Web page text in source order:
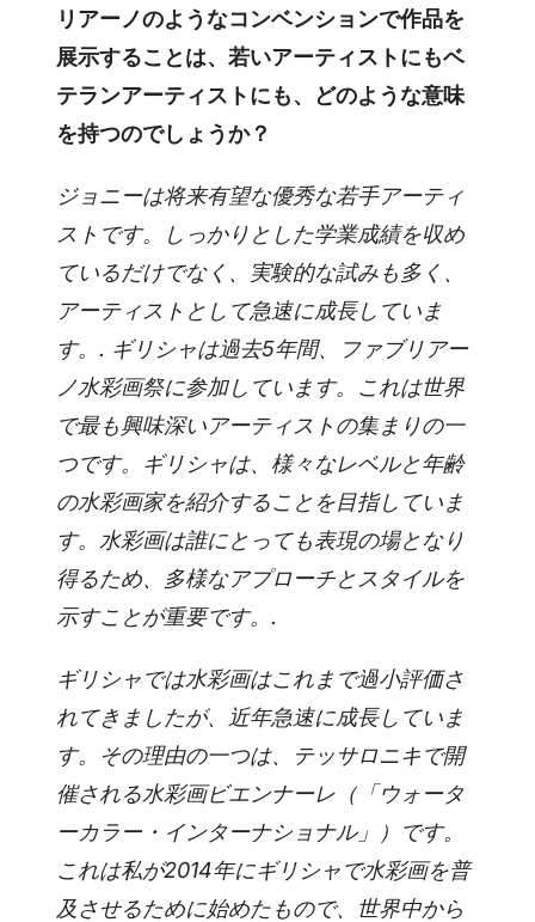
リアーノのようなコンベンションで作品を
展示することは、若いアーティストにもベ
テランアーティストにも、どのような意味
を持つのでしょうか？
ジョニーは将来有望な優秀な若手アーティ
ストです。しっかりとした学業成績を収め
ているだけでなく、実験的な試みも多く、
アーティストとして急速に成長していま
す。. ギリシャは過去5年間、ファブリアー
ノ水彩画祭に参加しています。これは世界
で最も興味深いアーティストの集まりの一
つです。ギリシャは、様々なレベルと年齢
の水彩画家を紹介することを目指していま
す。水彩画は誰にとっても表現の場となり
得るため、多様なアプローチとスタイルを
示すことが重要です。.
ギリシャでは水彩画はこれまで過小評価さ
れてきましたが、近年急速に成長していま
す。その理由の一つは、テッサロニキで開
催される水彩画ビエンナーレ（「ウォータ
ーカラー・インターナショナル」）です。
これは私が2014年にギリシャで水彩画を普
及させるために始めたもので、世界中から